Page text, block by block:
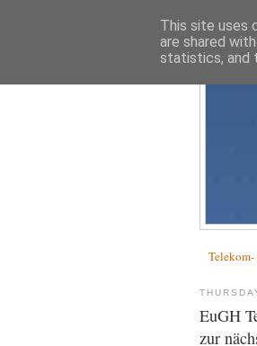
EuGH
zur
This site uses
are shared
statistics, and